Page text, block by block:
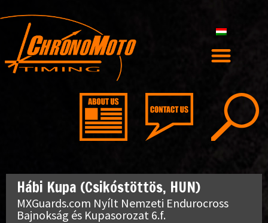
Hábi Kupa (Csikóstöttös, HUN)
MXGuards.com Nyílt Nemzeti Endurocross
Bajnokság és Kupasorozat 6.f.